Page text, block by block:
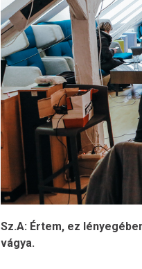
Sz.A: Értem, ez
vágya.